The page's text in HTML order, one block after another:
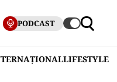
PODCAST
LIFESTYLE